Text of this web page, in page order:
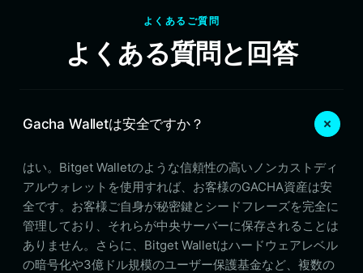
よくあるご質問
よくある質問と回答
Gacha Walletは安全ですか？
はい。Bitget Walletのような信頼性の高いノンカストディ
アルウォレットを使用すれば、お客様のGACHA資産は安
全です。お客様ご自身が秘密鍵とシードフレーズを完全に
管理しており、それらが中央サーバーに保存されることは
ありません。さらに、Bitget Walletはハードウェアレベル
の暗号化や3億ドル規模のユーザー保護基金など、複数の